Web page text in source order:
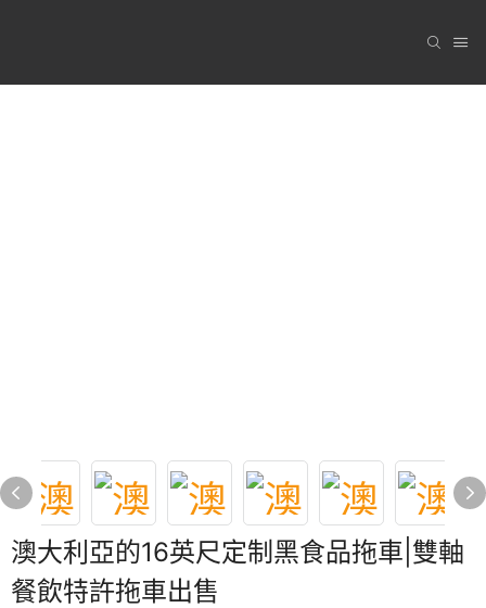
澳大利亞的16英尺定制黑食品拖車|雙軸
餐飲特許拖車出售